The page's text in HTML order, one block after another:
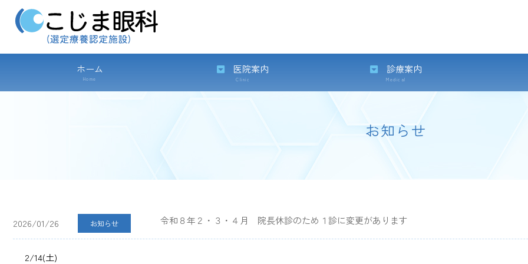
ホーム
Home
医院案内
Clinic
診療案内
Medical
お知らせ
2026/01/26 お知らせ 令和８年２・３・４月 院長休診のため１診に変更があります
2/14(土)